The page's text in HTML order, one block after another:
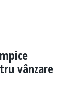
vânzare